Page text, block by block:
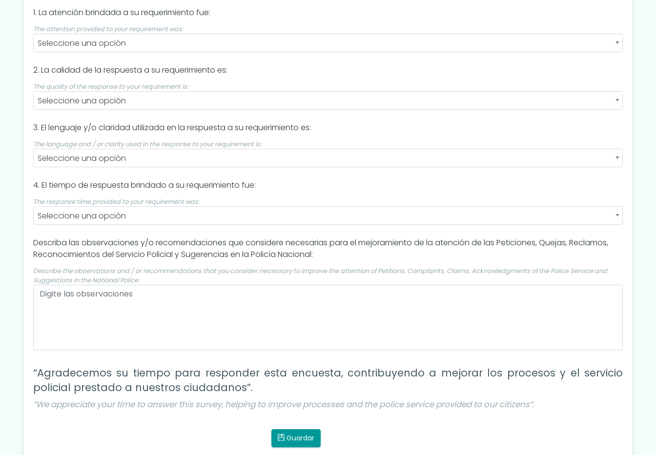
1. La atención brindada a su requerimiento fue:
The attention provided to your requirement was:
Seleccione una opción
2. La calidad de la respuesta a su requerimiento es:
The quality of the response to your requirement is:
Seleccione una opción
3. El lenguaje y/o claridad utilizada en la respuesta a su requerimiento es:
The language and / or clarity used in the response to your requirement is:
Seleccione una opción
4. El tiempo de respuesta brindado a su requerimiento fue:
The response time provided to your requirement was:
Seleccione una opción
Describa las observaciones y/o recomendaciones que considere necesarias para el mejoramiento de la atención de las Peticiones, Quejas, Reclamos,
Reconocimientos del Servicio Policial y Sugerencias en la Policía Nacional:
Describe the observations and / or recommendations that you consider necessary to improve the attention of Petitions, Complaints, Claims, Acknowledgments of the Police Service and
Suggestions in the National Police:
“Agradecemos su tiempo para responder esta encuesta, contribuyendo a mejorar los procesos y el servicio
policial prestado a nuestros ciudadanos”.
“We appreciate your time to answer this survey, helping to improve processes and the police service provided to our citizens”.
Guardar